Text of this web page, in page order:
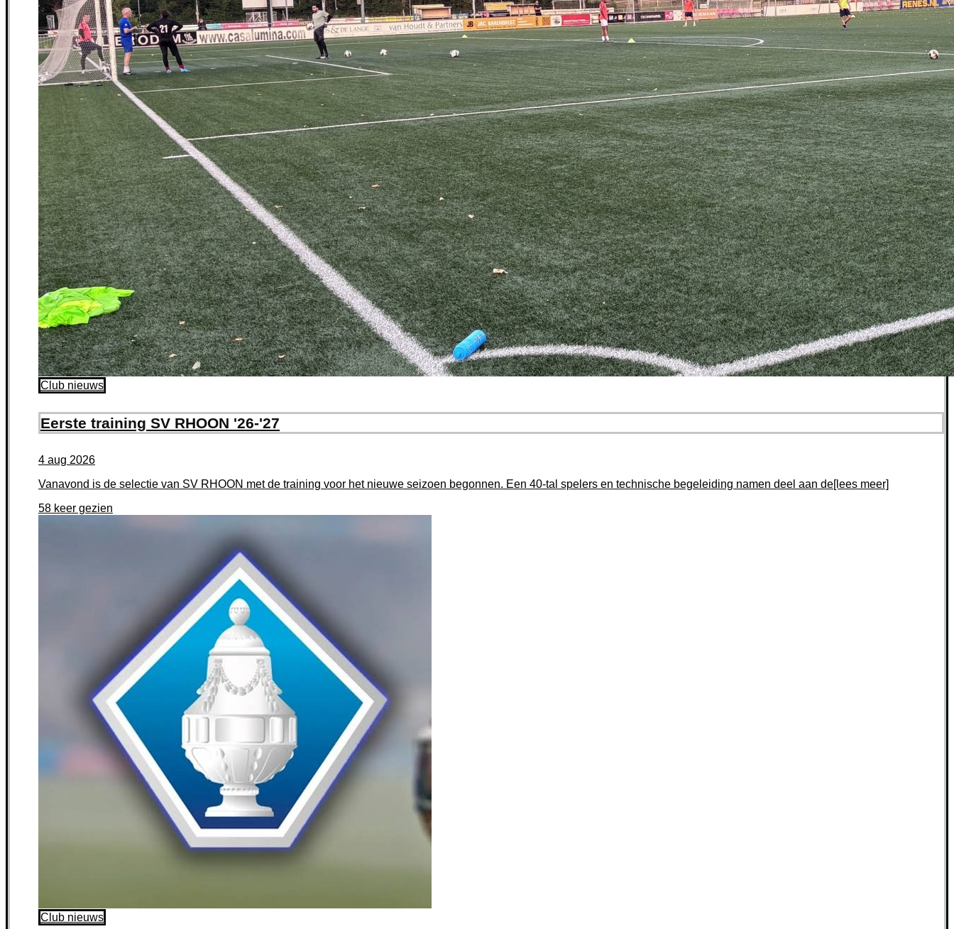
Club nieuws
Eerste training SV RHOON '26-'27
4 aug 2026
Vanavond is de selectie van SV RHOON met de training voor het nieuwe seizoen begonnen. Een 40-tal spelers en technische begeleiding namen deel aan de[lees meer]
58 keer gezien
Club nieuws